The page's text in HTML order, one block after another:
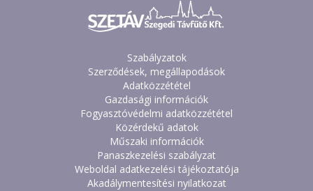
Szabályzatok
Szerződések, megállapodások
Adatközzététel
Gazdasági információk
Fogyasztóvédelmi adatközzététel
Közérdekű adatok
Műszaki információk
Panaszkezelési szabályzat
Weboldal adatkezelési tájékoztatója
Akadálymentesítési nyilatkozat